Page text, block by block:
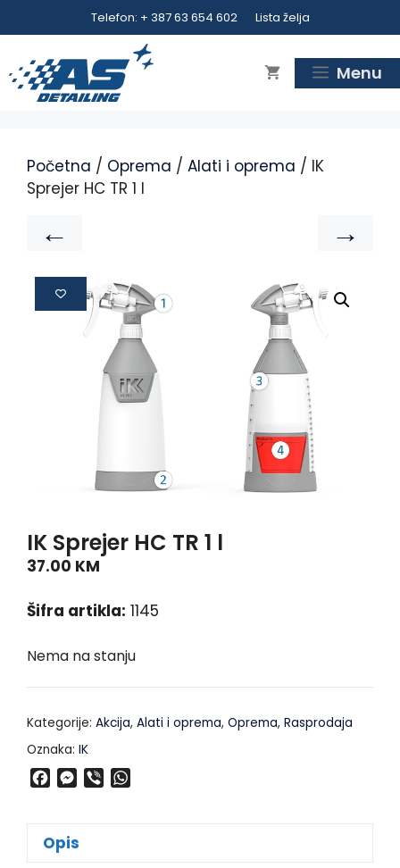
Telefon: + 387 63 654 602 Lista želja
Menu
Početna / Oprema / Alati i oprema / IK
Sprejer HC TR 1 l
← →
IK Sprejer HC TR 1 l
37.00 KM
Šifra artikla: 1145
Nema na stanju
Kategorije: Akcija, Alati i oprema, Oprema, Rasprodaja
Oznaka: IK
e
b
M
s
Opis